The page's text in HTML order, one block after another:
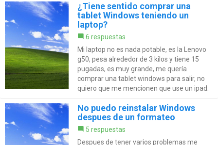
¿Tiene sentido comprar una
tablet Windows teniendo un
laptop?
6 respuestas
Mi laptop no es nada potable, es la Lenovo
g50, pesa alrededor de 3 kilos y tiene 15
pugadas, es muy grande, me quería
comprar una tablet windows para salir, no
quiero que me mencionen que use un ipad.
No puedo reinstalar Windows
despues de un formateo
5 respuestas
Despues de tener varios problemas me